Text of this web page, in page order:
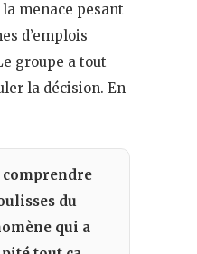
menace pesant
d’emplois
groupe a tout
la décision. En
comprendre
du
qui a